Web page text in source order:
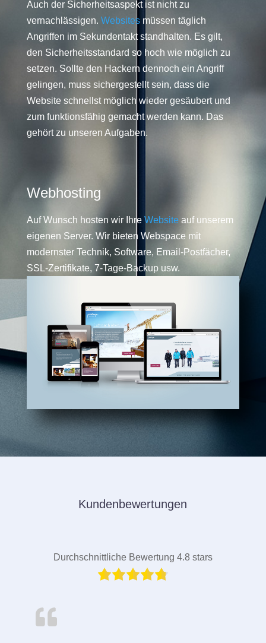
Auch der Sicherheitsaspekt ist nicht zu
vernachlässigen. Websitesmüssen täglich
Angriffen im Sekundentakt standhalten. Es gilt,
den Sicherheitsstandard so hoch wie möglich zu
setzen. Sollte den Hackern dennoch ein Angriff
gelingen, muss sichergestellt sein, dass die
Website schnellst möglich wieder gesäubert und
zum funktionsfähig gemacht werden kann. Das
gehört zu unseren Aufgaben.
Webhosting
Auf Wunsch hosten wir Ihre Website auf unserem
eigenen Server. Wir bieten Webspace mit
modernster Technik, Software, Email-Postfächer,
SSL-Zertifikate, 7-Tage-Backup usw.
Kundenbewertungen
Durchschnittliche Bewertung 4.8 stars